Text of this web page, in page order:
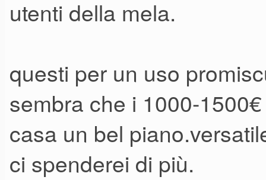
utenti della mela.
questi per un uso
sembra che i 1000-
casa un bel
ci spenderei di più.